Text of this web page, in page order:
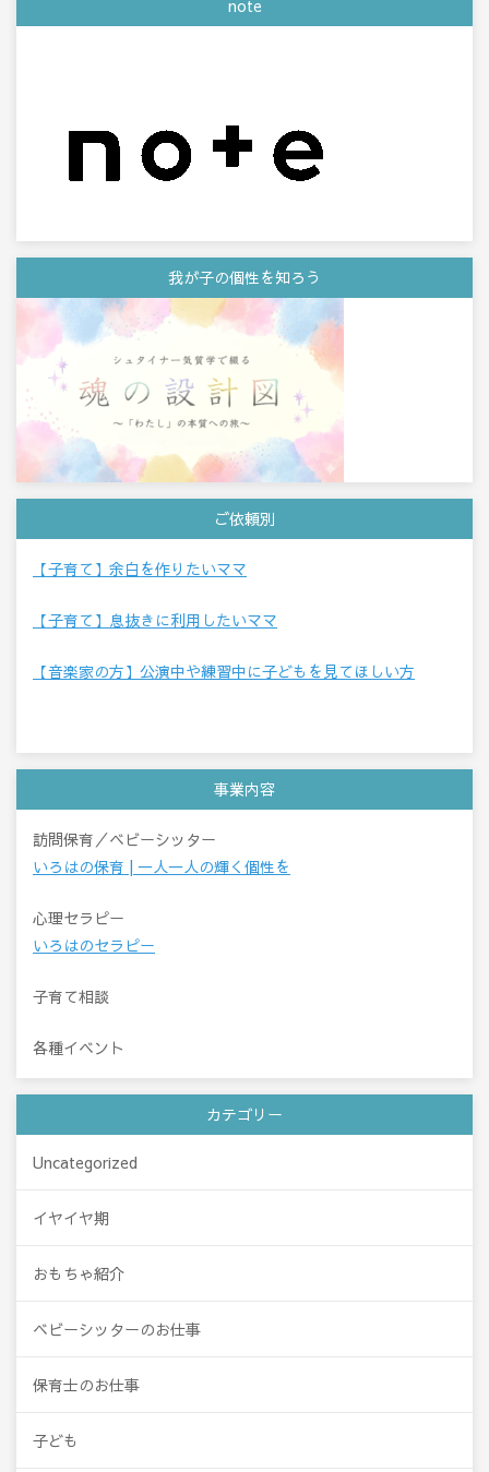
note
我が子の個性を知ろう
ご依頼別
【子育て】余白を作りたいママ
【子育て】息抜きに利用したいママ
【音楽家の方】公演中や練習中に子どもを見てほしい方
事業内容
訪問保育／ベビーシッター
いろはの保育 | 一人一人の輝く個性を
心理セラピー
いろはのセラピー
子育て相談
各種イベント
カテゴリー
Uncategorized
イヤイヤ期
おもちゃ紹介
ベビーシッターのお仕事
保育士のお仕事
子ども